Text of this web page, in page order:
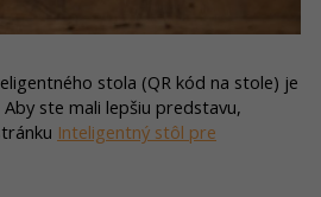
stola (QR kód na stole) je
ste mali lepšiu predstavu,
Inteligentný stôl pre